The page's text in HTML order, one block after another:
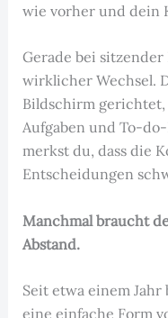
wie vorher und dein
Gerade bei
wirklicher Wechsel.
Bildschirm
Aufgaben und To-
merkst du, dass die
Entscheidungen
Manchmal braucht
Abstand.
Seit etwa einem
eine einfache Form